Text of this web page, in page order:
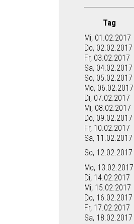
Tag
Mi, 01.02.2017
Do, 02.02.2017
Fr, 03.02.2017
Sa, 04.02.2017
So, 05.02.2017
Mo, 06.02.2017
Di, 07.02.2017
Mi, 08.02.2017
Do, 09.02.2017
Fr, 10.02.2017
Sa, 11.02.2017
So, 12.02.2017
Mo, 13.02.2017
Di, 14.02.2017
Mi, 15.02.2017
Do, 16.02.2017
Fr, 17.02.2017
Sa, 18.02.2017